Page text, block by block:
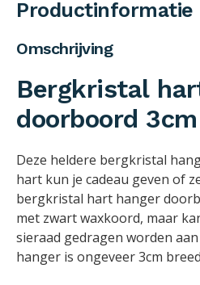
Productinformatie
Omschrijving
Bergkristal
doorboord 3cm
Deze heldere bergkristal
hart kun je cadeau geven of
bergkristal hart hanger
met zwart waxkoord, maar
sieraad gedragen worden
hanger is ongeveer 3cm